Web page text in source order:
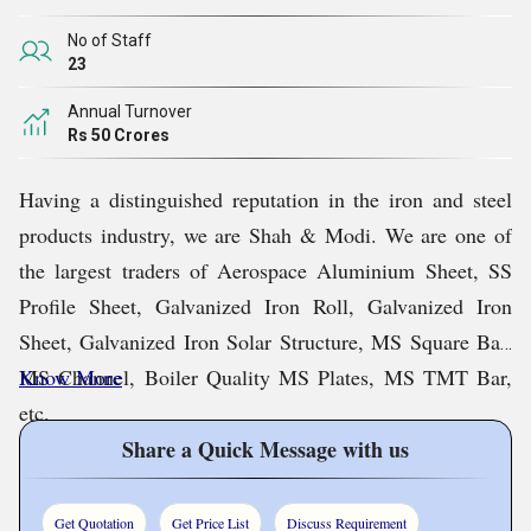
विशेष संरचनात्मक उपयोग के लिए, हमारे उत्पादों का चयन इसलिए
किया जाता है ताकि उत्कृष्ट प्रदर्शन, मजबूती और सटीक
आवश्यकताएं मिल सकें।
हम आपकी परियोजनाओं की आवश्यकताओं के संबंध में आवश्यक
करना पसंद करेंगे।
वे उद्योग जिन्हें हम पूरा करते हैं
No of Staff
23
Annual Turnover
Rs 50 Crores
Having a distinguished reputation in the iron and steel
products industry, we are Shah & Modi. We are one of
the largest traders of Aerospace Aluminium Sheet, SS
Profile Sheet, Galvanized Iron Roll, Galvanized Iron
Sheet, Galvanized Iron Solar Structure, MS Square Bar,
MS Channel, Boiler Quality MS Plates, MS TMT Bar,
etc.
Our Mission
Know More
Share a Quick Message with us
Get Quotation Get Price List Discuss Requirement